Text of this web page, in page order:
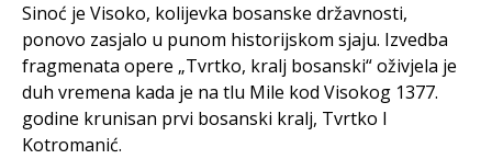
Sinoć je Visoko, kolijevka bosanske državnosti,
ponovo zasjalo u punom historijskom sjaju. Izvedba
fragmenata opere „Tvrtko, kralj bosanski“ oživjela je
duh vremena kada je na tlu Mile kod Visokog 1377.
godine krunisan prvi bosanski kralj, Tvrtko I
Kotromanić.